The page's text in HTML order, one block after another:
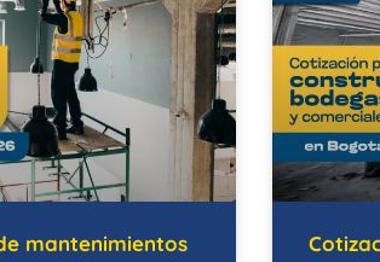
mantenimientos